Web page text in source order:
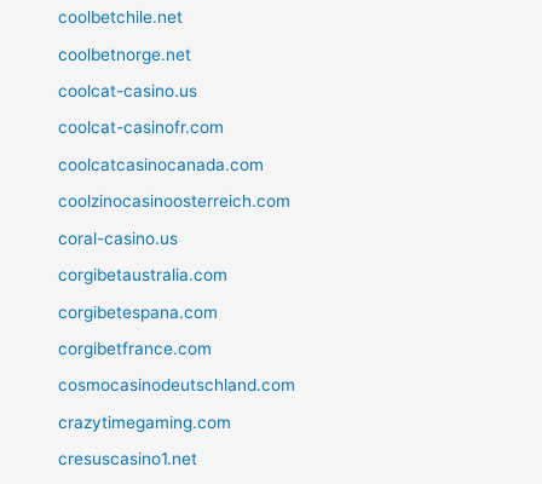
coolbetchile.net
coolbetnorge.net
coolcat-casino.us
coolcat-casinofr.com
coolcatcasinocanada.com
coolzinocasinoosterreich.com
coral-casino.us
corgibetaustralia.com
corgibetespana.com
corgibetfrance.com
cosmocasinodeutschland.com
crazytimegaming.com
cresuscasino1.net